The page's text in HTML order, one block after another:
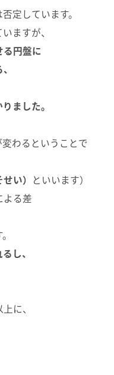
定しています。
ますが、
る円盤に
ました。
わるということで
い） といいます）
よる差
し、
に、